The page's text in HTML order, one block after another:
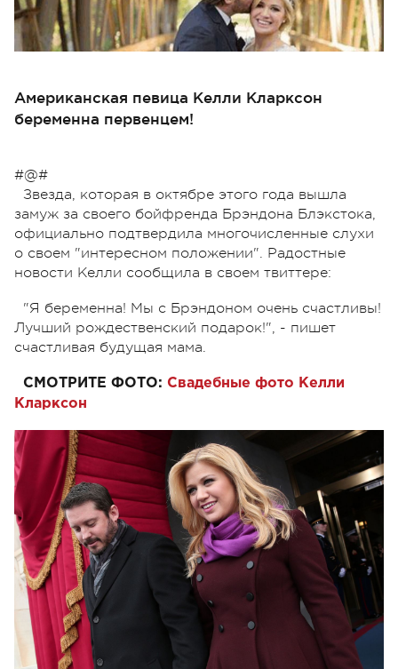
Американская певица Келли Кларксон
беременна первенцем!
#@#
Звезда, которая в октябре этого года вышла
замуж за своего бойфренда Брэндона Блэкстока,
официально подтвердила многочисленные слухи
о своем "интересном положении". Радостные
новости Келли сообщила в своем твиттере:
"Я беременна! Мы с Брэндоном очень счастливы!
Лучший рождественский подарок!", - пишет
счастливая будущая мама.
СМОТРИТЕ ФОТО: Свадебные фото Келли
Кларксон